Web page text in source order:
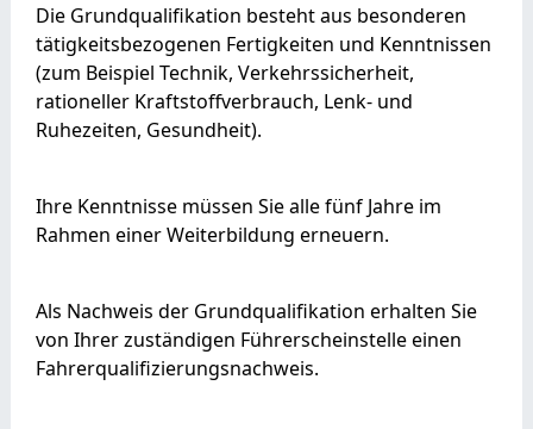
Die Grundqualifikation besteht aus besonderen
tätigkeitsbezogenen Fertigkeiten und Kenntnissen
(zum Beispiel Technik, Verkehrssicherheit,
rationeller Kraftstoffverbrauch, Lenk- und
Ruhezeiten, Gesundheit).
Ihre Kenntnisse müssen Sie alle fünf Jahre im
Rahmen einer Weiterbildung erneuern.
Als Nachweis der Grundqualifikation erhalten Sie
von Ihrer zuständigen Führerscheinstelle einen
Fahrerqualifizierungsnachweis.